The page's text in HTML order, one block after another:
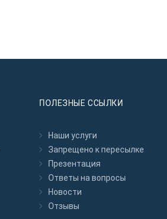
ПОЛЕЗНЫЕ ССЫЛКИ
Наши услуги
Запрещено к пересылкe
Презентация
Ответы на вопросы
Новости
Отзывы